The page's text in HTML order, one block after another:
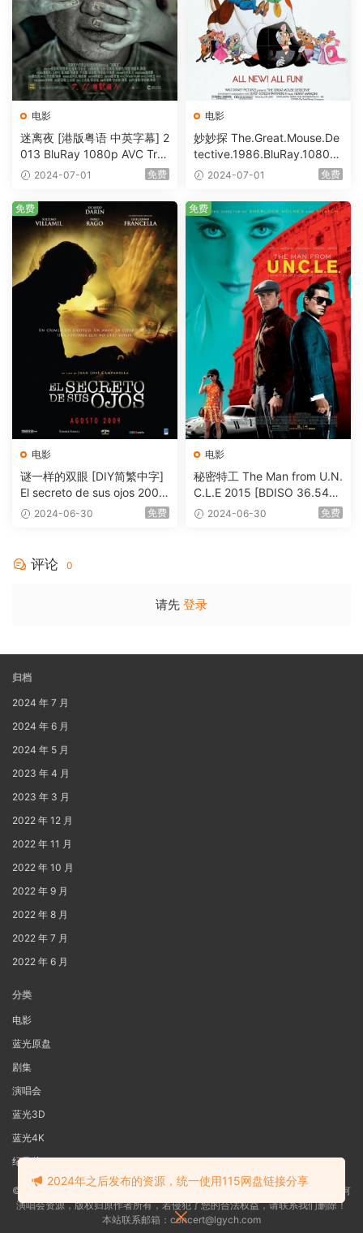
电影
迷离夜 [港版粤语 中英字幕] 2
013 BluRay 1080p AVC Tru
eHD5.1 [BDISO 22.64GB]
2024-07-01 免费
电影
妙妙探 The.Great.Mouse.De
tective.1986.BluRay.1080p.
AVC.DTS-HD.MA.5.1-HDHo
2024-07-01 免费
电影
谜一样的双眼 [DIY简繁中字]
El secreto de sus ojos 2009
1080p Blu-ray AVC DTS-HD
2024-06-30 免费
免费
电影
秘密特工 The Man from U.N.
C.L.E 2015 [BDISO 36.54G
B] 2024-06-30 免费
免费
评论 0
请先 登录
归档
2024 年 7 月
2024 年 6 月
2024 年 5 月
2023 年 4 月
2023 年 3 月
2022 年 12 月
2022 年 11 月
2022 年 10 月
2022 年 9 月
2022 年 8 月
2022 年 7 月
2022 年 6 月
分类
电影
蓝光原盘
剧集
演唱会
蓝光3D
蓝光4K
纪录片
©2022 蓝光电影网本站资源来源于网络用户网盘投稿，本站服务器不储存任何
演唱会资源，版权归原作者所有，若侵犯了您的合法权益，请联系我们删除！
本站联系邮箱：concert@lgych.com
2024年之后发布的资源，统一使用115网盘链接分享